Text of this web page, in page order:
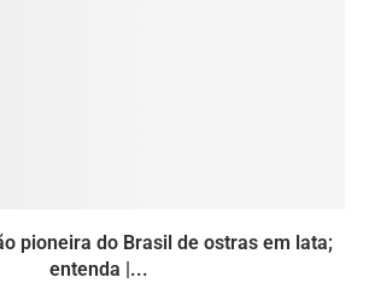
pioneira do Brasil de ostras em lata;
entenda |...